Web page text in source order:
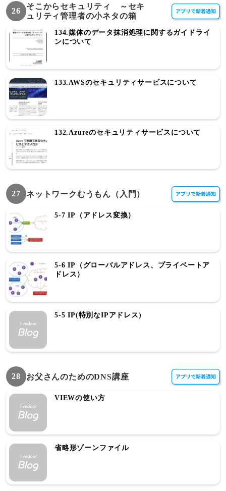
26
そこからセキュリティ ～セキ
ュリティ管理者の小ネタの箱
134.媒体のデータ抹消処理に関するガイドライ
ンについて
133.AWSのセキュリティサービスについて
132.Azureのセキュリティサービスについて
27 ネットワークむうもん（入門）
5-7 IP（アドレス変換）
5-6 IP（グローバルアドレス、プライベートア
ドレス）
5-5 IP(特別なIPアドレス)
28 お父さんのためのDNS講座
VIEWの使い方
省略形ゾーンファイル